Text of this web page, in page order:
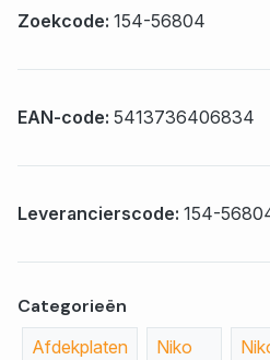
Zoekcode: 154-56804
EAN-code: 5413736406834
Leverancierscode: 154-
Categorieën
Afdekplaten
Niko